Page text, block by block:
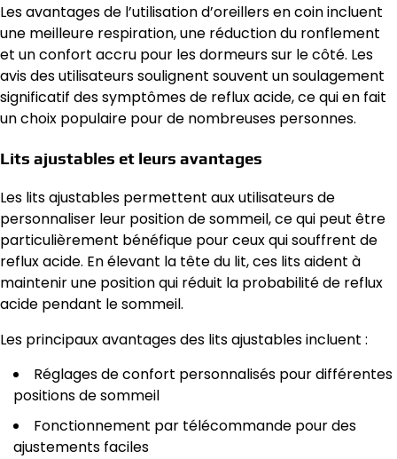
Les avantages de l’utilisation d’oreillers en coin incluent
une meilleure respiration, une réduction du ronflement
et un confort accru pour les dormeurs sur le côté. Les
avis des utilisateurs soulignent souvent un soulagement
significatif des symptômes de reflux acide, ce qui en fait
un choix populaire pour de nombreuses personnes.
Lits ajustables et leurs avantages
Les lits ajustables permettent aux utilisateurs de
personnaliser leur position de sommeil, ce qui peut être
particulièrement bénéfique pour ceux qui souffrent de
reflux acide. En élevant la tête du lit, ces lits aident à
maintenir une position qui réduit la probabilité de reflux
acide pendant le sommeil.
Les principaux avantages des lits ajustables incluent :
Réglages de confort personnalisés pour différentes
positions de sommeil
Fonctionnement par télécommande pour des
ajustements faciles